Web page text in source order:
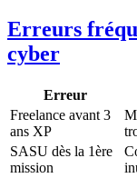
Erreurs
cyber
Erreur
Freelance avant 3
ans XP
SASU dès la 1ère
mission